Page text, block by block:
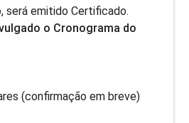
será emitido Certificado.
o Cronograma do
(confirmação em breve)